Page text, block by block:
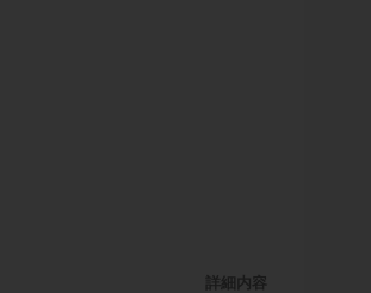
詳細内容